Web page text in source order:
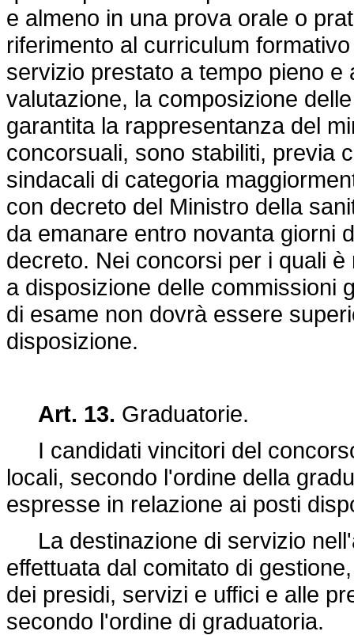
e almeno in una prova orale o
riferimento al curriculum
servizio prestato a tempo pieno
valutazione, la composizione
garantita la rappresentanza del
concorsuali, sono stabiliti, previa
sindacali di categoria
con decreto del Ministro della
da emanare entro novanta giorni
decreto. Nei concorsi per i quali
a disposizione delle commissioni
di esame non dovrà essere
disposizione.
Art. 13. Graduatorie.
I candidati vincitori del
locali, secondo l'ordine della
espresse in relazione ai posti
La destinazione di servizio
effettuata dal comitato di
dei presidi, servizi e uffici e alle
secondo l'ordine di graduatoria.